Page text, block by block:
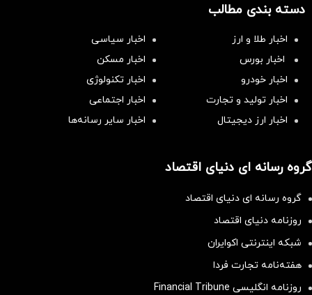
دسته بندی مطالب
اخبار طلا و ارز
اخبار سیاسی
اخبار بورس
اخبار مسکن
اخبار خودرو
اخبار تکنولوژی
اخبار تولید و تجارت
اخبار اجتماعی
اخبار ارز دیجیتال
اخبار سایر رسانه‌‌ها
گروه رسانه ای دنیای اقتصاد
گروه رسانه ای دنیای اقتصاد
روزنامه دنیای اقتصاد
شبکه اینترنتی اکوایران
هفته‌نامه تجارت فردا
روزنامه انگلیسی Financial Tribune